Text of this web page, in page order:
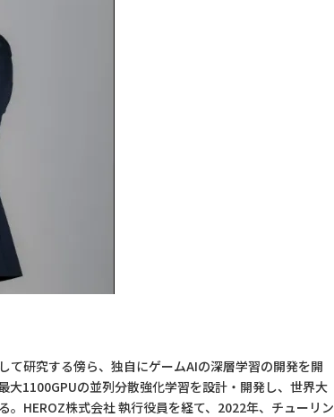
研究する傍ら、独自にゲームAIの深層学習の開発を開
大1100GPUの並列分散強化学習を設計・開発し、世界大
HEROZ株式会社 執行役員を経て、2022年、チューリン